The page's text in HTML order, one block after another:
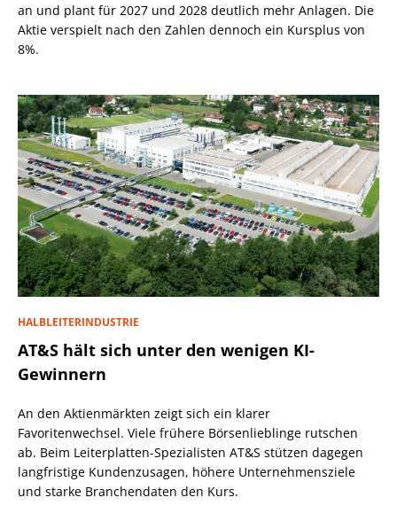
an und plant für 2027 und 2028 deutlich mehr Anlagen. Die
Aktie verspielt nach den Zahlen dennoch ein Kursplus von
8%.
HALBLEITERINDUSTRIE
AT&S hält sich unter den wenigen KI-
Gewinnern
An den Aktienmärkten zeigt sich ein klarer
Favoritenwechsel. Viele frühere Börsenlieblinge rutschen
ab. Beim Leiterplatten-Spezialisten AT&S stützen dagegen
langfristige Kundenzusagen, höhere Unternehmensziele
und starke Branchendaten den Kurs.